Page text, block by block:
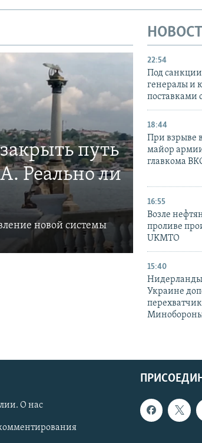
путь
Реально ли
новой системы
22:54
Под
генералы и
поставками
18:44
При взрыве
майор
главкома
16:55
Возле
проливе
UKMTO
15:40
Нидерланды
Украине
О нас